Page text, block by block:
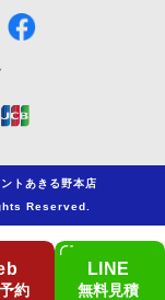
トあきる野本店
Reserved.
約
LINE
無料見積